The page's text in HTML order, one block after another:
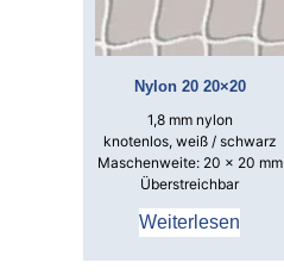
Nylon 20 20×20
1,8 mm nylon
knotenlos, weiß / schwarz
Maschenweite: 20 x 20 mm
Überstreichbar
Weiterlesen